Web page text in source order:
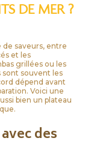
DE MER ?
saveurs, entre
et les
grillées ou les
sont souvent les
dépend avant
Voici une
bien un plateau
des